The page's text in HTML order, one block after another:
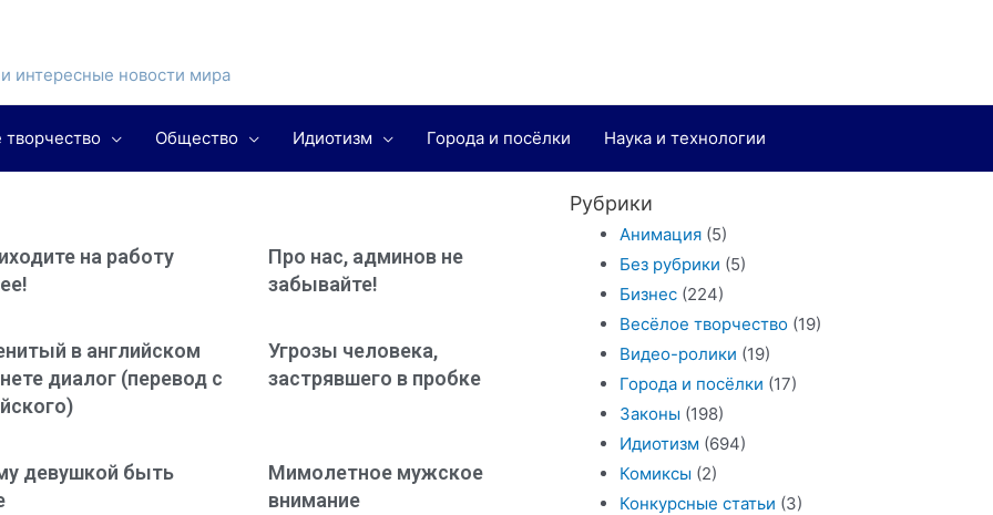
интересные новости мира
творчество Общество Идиотизм Города и посёлки Наука и технологии
на работу
Про нас, админов не
забывайте!
в английском
диалог (перевод с
Угрозы человека,
застрявшего в пробке
девушкой быть
Мимолетное мужское
внимание
Рубрики
Анимация (5)
Без рубрики (5)
Бизнес (224)
Весёлое творчество (19)
Видео-ролики (19)
Города и посёлки (17)
Законы (198)
Идиотизм (694)
Комиксы (2)
Конкурсные статьи (3)